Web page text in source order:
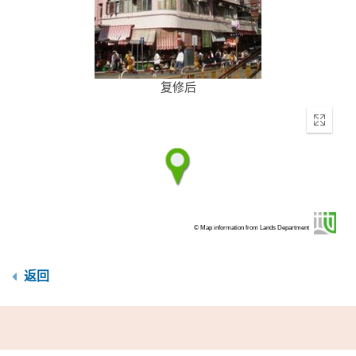
复修后
Enter
© Map information from Lands Department
返回